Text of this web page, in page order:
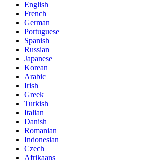
English
French
German
Portuguese
Spanish
Russian
Japanese
Korean
Arabic
Irish
Greek
Turkish
Italian
Danish
Romanian
Indonesian
Czech
Afrikaans